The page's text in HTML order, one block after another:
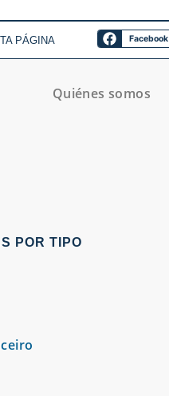
PÁGINA Facebook
Quiénes somos
POR TIPO